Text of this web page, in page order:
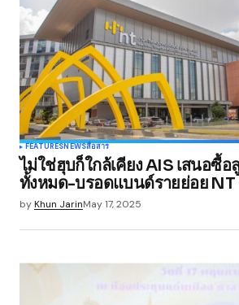
FEATURESNEWSสื่อสาร
ไม่ใช่ฮุบก็ใกล้เคียง AIS เสนอซื้อ
ทั้งหมด-บรอดแบนด์รายย่อย NT
byKhun JarinMay 17, 2025